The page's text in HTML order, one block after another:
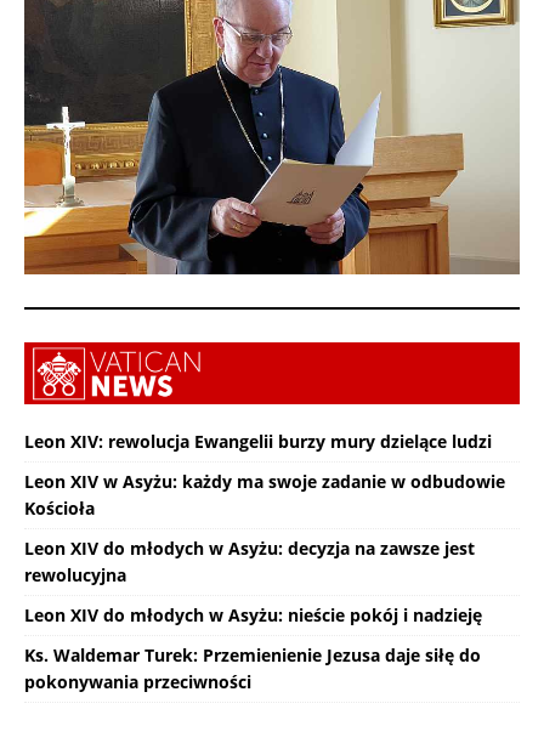
Leon XIV: rewolucja Ewangelii burzy mury dzielące ludzi
Leon XIV w Asyżu: każdy ma swoje zadanie w odbudowie
Kościoła
Leon XIV do młodych w Asyżu: decyzja na zawsze jest
rewolucyjna
Leon XIV do młodych w Asyżu: nieście pokój i nadzieję
Ks. Waldemar Turek: Przemienienie Jezusa daje siłę do
pokonywania przeciwności